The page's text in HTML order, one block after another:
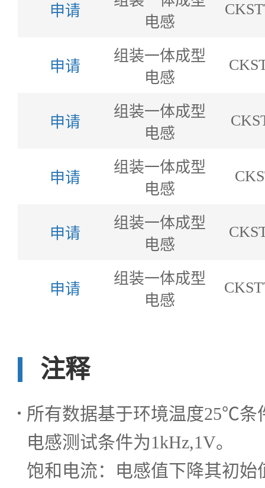
申请
电感
申请
组装一体成型
电感
申请
组装一体成型
电感
申请
组装一体成型
电感
申请
组装一体成型
电感
申请
组装一体成型
电感
注释
所有数据基于环境温度25℃条
电感测试条件为1kHz,1V。
饱和电流：电感值下降其初始